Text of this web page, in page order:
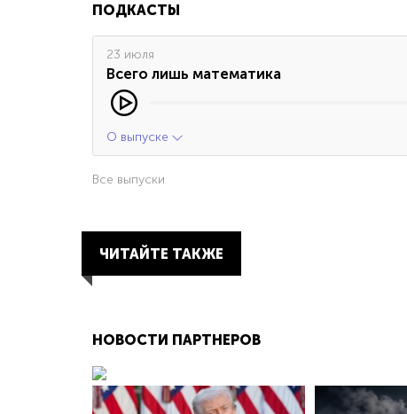
ПОДКАСТЫ
23 июля
Всего лишь математика
О выпуске
Все выпуски
ЧИТАЙТЕ ТАКЖЕ
НОВОСТИ ПАРТНЕРОВ